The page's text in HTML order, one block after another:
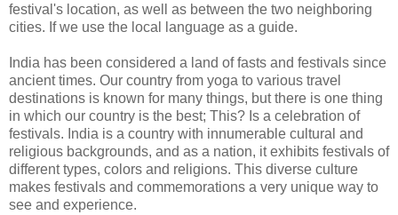
festival's location, as well as between the two neighboring
cities. If we use the local language as a guide.
India has been considered a land of fasts and festivals since
ancient times. Our country from yoga to various travel
destinations is known for many things, but there is one thing
in which our country is the best; This? Is a celebration of
festivals. India is a country with innumerable cultural and
religious backgrounds, and as a nation, it exhibits festivals of
different types, colors and religions. This diverse culture
makes festivals and commemorations a very unique way to
see and experience.